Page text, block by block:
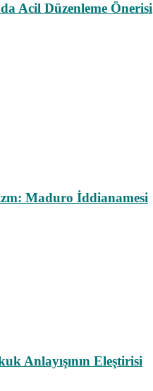
Acil Düzenleme Önerisi
Maduro İddianamesi
Anlayışının Eleştirisi